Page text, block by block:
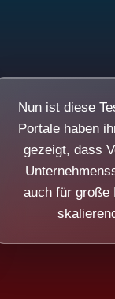
Nun ist diese
Portale haben
gezeigt, dass
auch für große